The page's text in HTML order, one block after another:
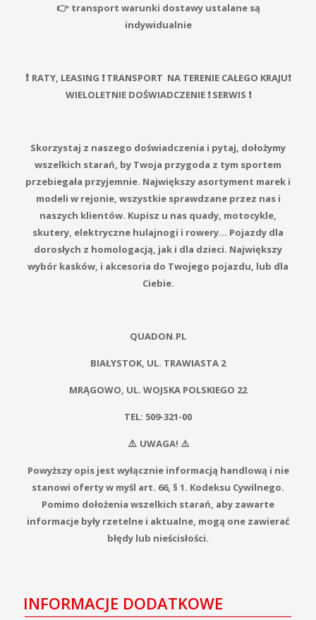
👉 transport warunki dostawy ustalane są
indywidualnie
❗️ RATY, LEASING ❗️ TRANSPORT NA TERENIE CAŁEGO KRAJU❗️
WIELOLETNIE DOŚWIADCZENIE ❗️ SERWIS ❗️
Skorzystaj z naszego doświadczenia i pytaj, dołożymy
wszelkich starań, by Twoja przygoda z tym sportem
przebiegała przyjemnie. Największy asortyment marek i
modeli w rejonie, wszystkie sprawdzane przez nas i
naszych klientów. Kupisz u nas quady, motocykle,
skutery, elektryczne hulajnogi i rowery… Pojazdy dla
dorosłych z homologacją, jak i dla dzieci. Największy
wybór kasków, i akcesoria do Twojego pojazdu, lub dla
Ciebie.
QUADON.PL
BIAŁYSTOK, UL. TRAWIASTA 2
MRĄGOWO, UL. WOJSKA POLSKIEGO 22
TEL: 509-321-00
⚠️ UWAGA! ⚠️
Powyższy opis jest wyłącznie informacją handlową i nie
stanowi oferty w myśl art. 66, § 1. Kodeksu Cywilnego.
Pomimo dołożenia wszelkich starań, aby zawarte
informacje były rzetelne i aktualne, mogą one zawierać
błędy lub nieścisłości.
INFORMACJE DODATKOWE